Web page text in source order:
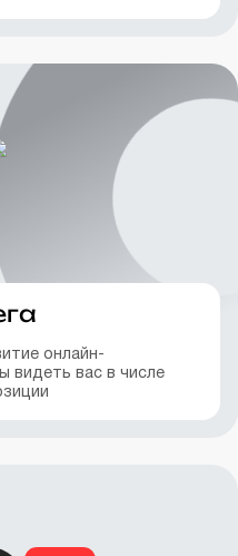
онлайн-
видеть вас в числе